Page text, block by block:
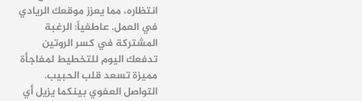
انتظاره، مما يعزز موقعك الريادي
في العمل. عاطفياً: الرغبة
المشتركة في كسر الروتين
تدفعك اليوم للتخطيط لمفاجأة
مميزة تسعد قلب الحبيب.
التواصل العفوي بينكما يزيل أي